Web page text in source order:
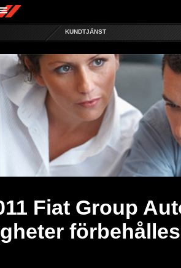
KUNDTJÄNST
Fiat Group